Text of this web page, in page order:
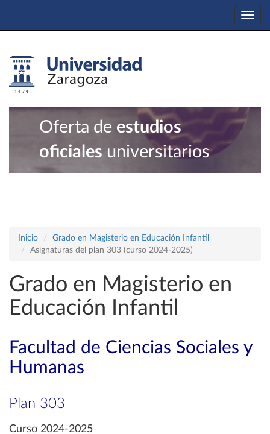
Oferta de estudios
oficiales universitarios
Inicio
Grado en Magisterio en Educación Infantil
Asignaturas del plan 303 (curso 2024-2025)
Grado en Magisterio en
Educación Infantil
Facultad de Ciencias Sociales y
Humanas
Plan 303
Curso 2024-2025